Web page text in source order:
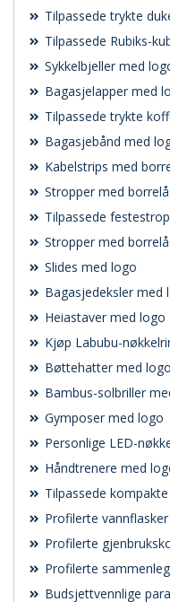
Tilpassede trykte
Tilpassede Rubiks-
Sykkelbjeller med
Bagasjelapper med
Tilpassede trykte
Bagasjebånd med
Kabelstrips med
Stropper med
Tilpassede
Stropper med
Slides med logo
Bagasjedeksler med
Heiastaver med logo
Kjøp Labubu-
Bøttehatter med logo
Bambus-solbriller
Gymposer med logo
Personlige LED-
Håndtrenere med
Tilpassede
Profilerte vannflasker
Profilerte
Profilerte
Budsjettvennlige